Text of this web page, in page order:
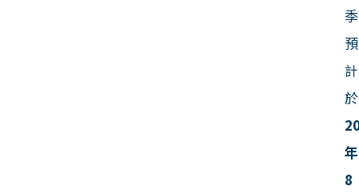
預
計
於
年
8